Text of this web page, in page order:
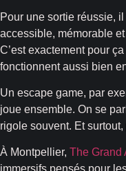
Pour une sortie réussie,
accessible, mémorable
C’est exactement pour
fonctionnent aussi bien
Un escape game, par
joue ensemble. On se
rigole souvent. Et
À Montpellier, The Grand